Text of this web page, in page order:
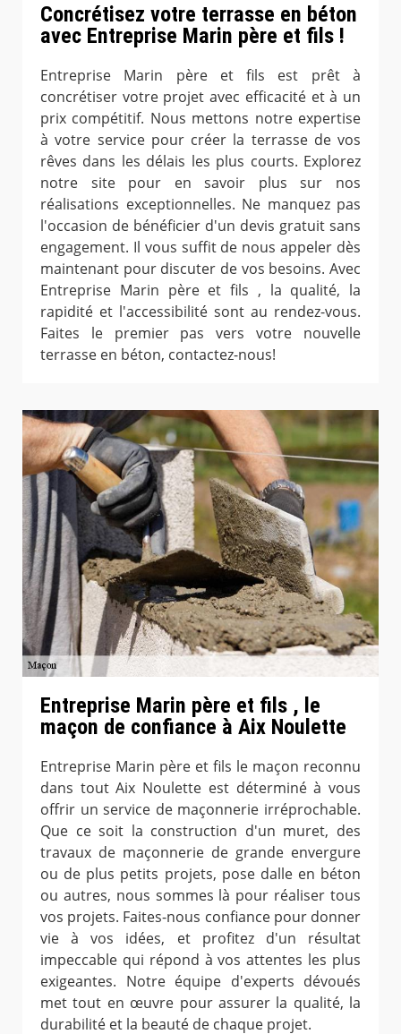
Concrétisez votre terrasse en béton
avec Entreprise Marin père et fils !
Entreprise Marin père et fils est prêt à
concrétiser votre projet avec efficacité et à un
prix compétitif. Nous mettons notre expertise
à votre service pour créer la terrasse de vos
rêves dans les délais les plus courts. Explorez
notre site pour en savoir plus sur nos
réalisations exceptionnelles. Ne manquez pas
l'occasion de bénéficier d'un devis gratuit sans
engagement. Il vous suffit de nous appeler dès
maintenant pour discuter de vos besoins. Avec
Entreprise Marin père et fils , la qualité, la
rapidité et l'accessibilité sont au rendez-vous.
Faites le premier pas vers votre nouvelle
terrasse en béton, contactez-nous!
Entreprise Marin père et fils , le
maçon de confiance à Aix Noulette
Entreprise Marin père et fils le maçon reconnu
dans tout Aix Noulette est déterminé à vous
offrir un service de maçonnerie irréprochable.
Que ce soit la construction d'un muret, des
travaux de maçonnerie de grande envergure
ou de plus petits projets, pose dalle en béton
ou autres, nous sommes là pour réaliser tous
vos projets. Faites-nous confiance pour donner
vie à vos idées, et profitez d'un résultat
impeccable qui répond à vos attentes les plus
exigeantes. Notre équipe d'experts dévoués
met tout en œuvre pour assurer la qualité, la
durabilité et la beauté de chaque projet.